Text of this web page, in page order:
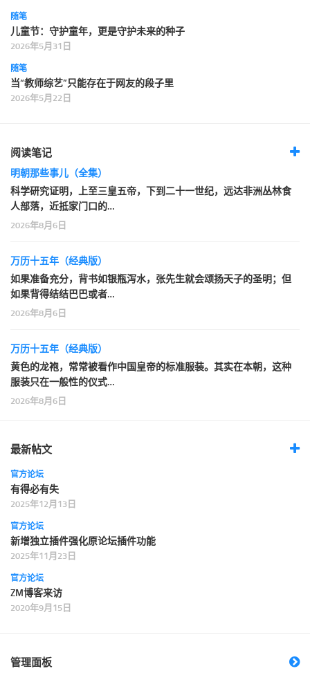
随笔
儿童节：守护童年，更是守护未来的种子
2026年5月31日
随笔
当“教师综艺”只能存在于网友的段子里
2026年5月22日
阅读笔记
明朝那些事儿（全集）
科学研究证明，上至三皇五帝，下到二十一世纪，远达非洲丛林食
人部落，近抵家门口的…
2026年8月6日
万历十五年（经典版）
如果准备充分，背书如银瓶泻水，张先生就会颂扬天子的圣明；但
如果背得结结巴巴或者…
2026年8月6日
万历十五年（经典版）
黄色的龙袍，常常被看作中国皇帝的标准服装。其实在本朝，这种
服装只在一般性的仪式…
2026年8月6日
最新帖文
官方论坛
有得必有失
2025年12月13日
官方论坛
新增独立插件强化原论坛插件功能
2025年11月23日
官方论坛
ZM博客来访
2020年9月15日
管理面板